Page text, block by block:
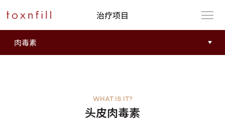
治疗项目
头皮肉毒素
WHAT IS IT?